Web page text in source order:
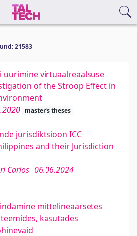
21583
uurimine virtuaalreaalsuse
of the Stroop Effect in
master's theses
jurisdiktsioon ICC
and their Jurisdiction
Carlos 06.06.2024
mittelineaarsetes
kasutades